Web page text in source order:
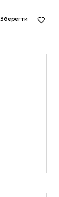
Зберегти